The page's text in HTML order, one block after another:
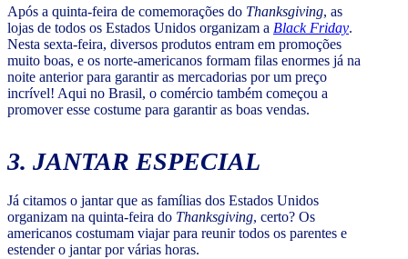
Após a quinta-feira de comemorações do Thanksgiving, as
lojas de todos os Estados Unidos organizam a Black Friday.
Nesta sexta-feira, diversos produtos entram em promoções
muito boas, e os norte-americanos formam filas enormes já na
noite anterior para garantir as mercadorias por um preço
incrível! Aqui no Brasil, o comércio também começou a
promover esse costume para garantir as boas vendas.
3. JANTAR ESPECIAL
Já citamos o jantar que as famílias dos Estados Unidos
organizam na quinta-feira do Thanksgiving, certo? Os
americanos costumam viajar para reunir todos os parentes e
estender o jantar por várias horas.